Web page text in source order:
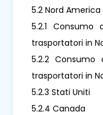
5.2 Nord America
5.2.1
trasportatori in
5.2.2
trasportatori in
5.2.3 Stati Uniti
5.2.4 Canada